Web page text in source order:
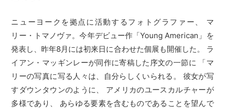
ニューヨークを拠点に活動するフォトグラファー、 マ
リー・トマノヴァ。今年デビュー作「Young American」を
発表し、昨年8月には初来日に合わせた個展も開催した。 ラ
イアン・マッギンレーが同作に寄稿した序文の一節に 「マ
リーの写真に写る人々は、自分らしくいられる。 彼女が写
すダウンタウンのように、 アメリカのユースカルチャーが
多様であり、 あらゆる要素を含むものであることを望んで